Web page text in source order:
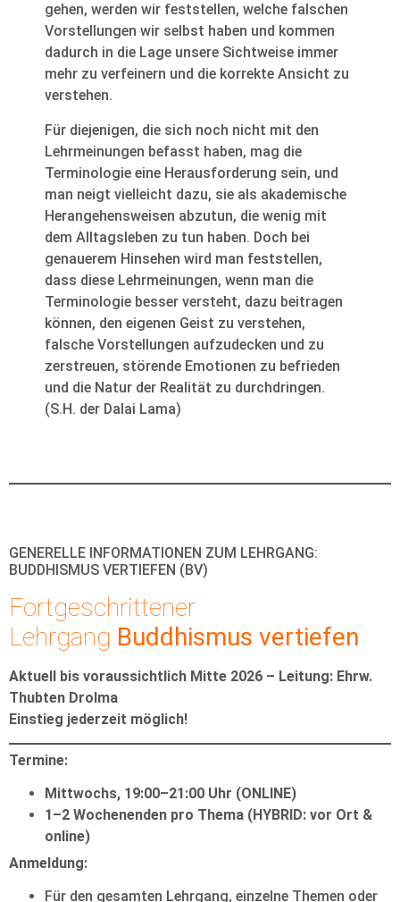
gehen, werden wir feststellen, welche falschen
Vorstellungen wir selbst haben und kommen
dadurch in die Lage unsere Sichtweise immer
mehr zu verfeinern und die korrekte Ansicht zu
verstehen.
Für diejenigen, die sich noch nicht mit den
Lehrmeinungen befasst haben, mag die
Terminologie eine Herausforderung sein, und
man neigt vielleicht dazu, sie als akademische
Herangehensweisen abzutun, die wenig mit
dem Alltagsleben zu tun haben. Doch bei
genauerem Hinsehen wird man feststellen,
dass diese Lehrmeinungen, wenn man die
Terminologie besser versteht, dazu beitragen
können, den eigenen Geist zu verstehen,
falsche Vorstellungen aufzudecken und zu
zerstreuen, störende Emotionen zu befrieden
und die Natur der Realität zu durchdringen.
(S.H. der Dalai Lama)
GENERELLE INFORMATIONEN ZUM LEHRGANG:
BUDDHISMUS VERTIEFEN (BV)
Fortgeschrittener
Lehrgang Buddhismus vertiefen
Aktuell bis voraussichtlich Mitte 2026 – Leitung: Ehrw.
Thubten Drolma
Einstieg jederzeit möglich!
Termine:
Mittwochs, 19:00–21:00 Uhr (ONLINE)
1–2 Wochenenden pro Thema (HYBRID: vor Ort &
online)
Anmeldung:
Für den gesamten Lehrgang, einzelne Themen oder